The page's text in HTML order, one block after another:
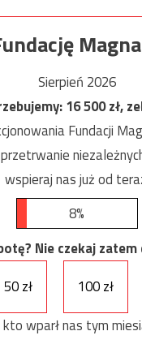
Sierpień 2026
16 500zł,
Fundacji
wspieraj nas już od
8%
Nie czekaj
50 zł 100 zł
wparł nas tym